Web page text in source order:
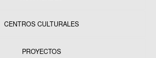
CENTROS CULTURALES
PROYECTOS